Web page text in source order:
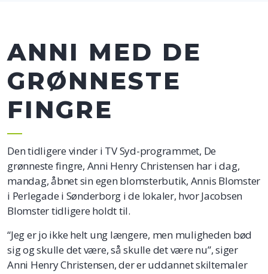
ANNI MED DE
GRØNNESTE
FINGRE
Den tidligere vinder i TV Syd-programmet, De
grønneste fingre, Anni Henry Christensen har i dag,
mandag, åbnet sin egen blomsterbutik, Annis Blomster
i Perlegade i Sønderborg i de lokaler, hvor Jacobsen
Blomster tidligere holdt til.
“Jeg er jo ikke helt ung længere, men muligheden bød
sig og skulle det være, så skulle det være nu”, siger
Anni Henry Christensen, der er uddannet skiltemaler